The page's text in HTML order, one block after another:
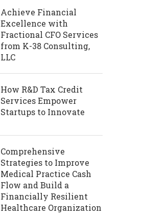
Achieve Financial
Excellence with
Fractional CFO Services
from K-38 Consulting,
LLC
How R&D Tax Credit
Services Empower
Startups to Innovate
Comprehensive
Strategies to Improve
Medical Practice Cash
Flow and Build a
Financially Resilient
Healthcare Organization